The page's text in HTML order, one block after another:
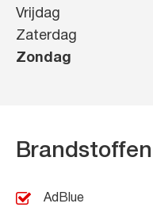
Vrijdag
Zaterdag
Zondag
Brandstoffen
AdBlue